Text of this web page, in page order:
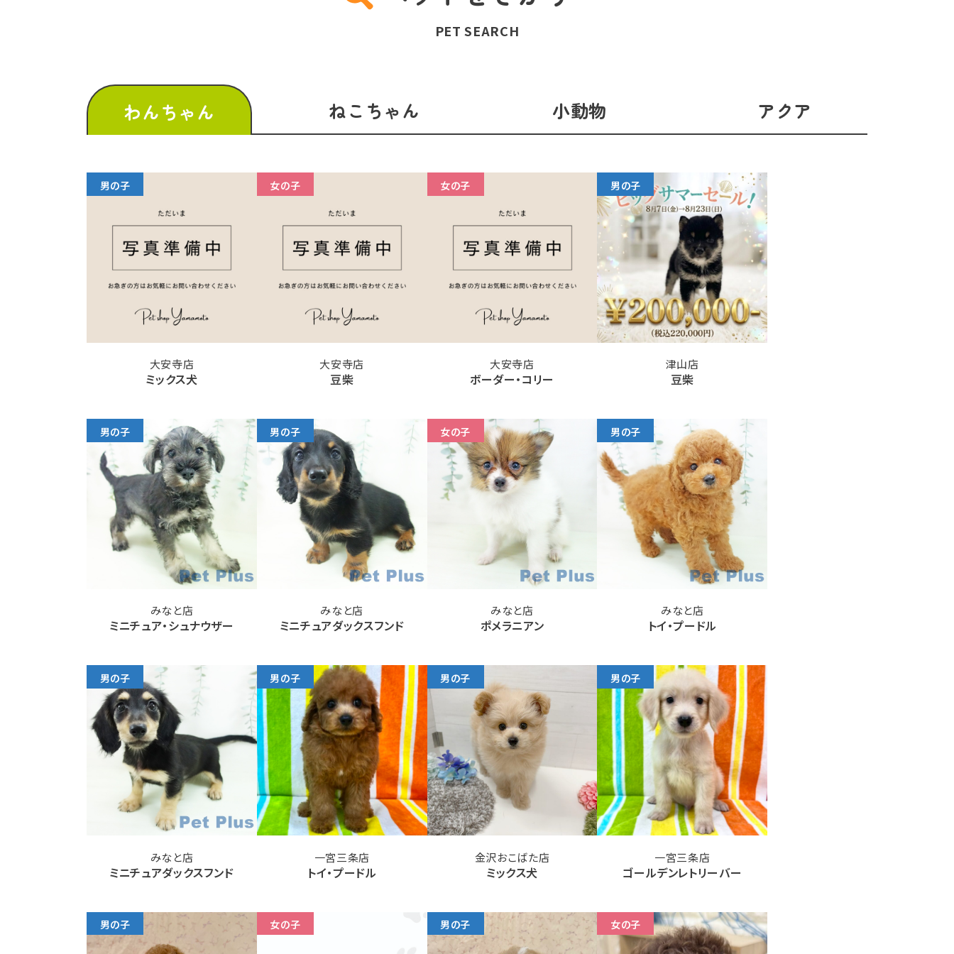
PET SEARCH
わんちゃん ねこちゃん 小動物 アクア
男の子
大安寺店
ミックス犬
女の子
大安寺店
豆柴
女の子
大安寺店
ボーダー・コリー
男の子
津山店
豆柴
男の子
みなと店
ミニチュア・シュナウザー
男の子
みなと店
ミニチュアダックスフンド
女の子
みなと店
ポメラニアン
男の子
みなと店
トイ・プードル
男の子
みなと店
ミニチュアダックスフンド
男の子
一宮三条店
トイ・プードル
男の子
金沢おこばた店
ミックス犬
男の子
一宮三条店
ゴールデンレトリーバー
男の子 女の子 男の子 女の子